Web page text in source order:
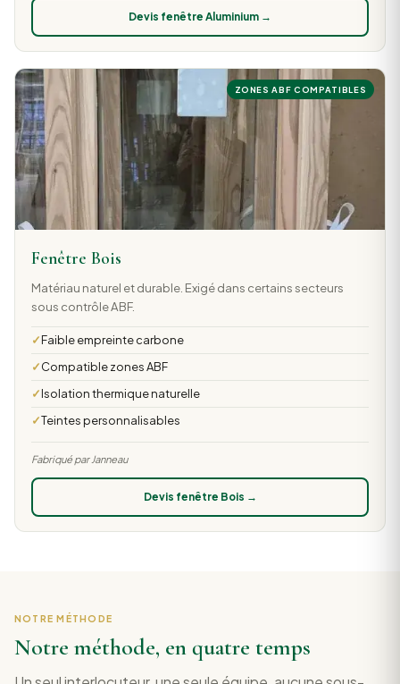
Devis fenêtre Aluminium →
ZONES ABF COMPATIBLES
Fenêtre Bois
Matériau naturel et durable. Exigé dans certains secteurs
sous contrôle ABF.
Faible empreinte carbone
Compatible zones ABF
Isolation thermique naturelle
Teintes personnalisables
Fabriqué par Janneau
Devis fenêtre Bois →
NOTRE MÉTHODE
Notre méthode, en quatre temps